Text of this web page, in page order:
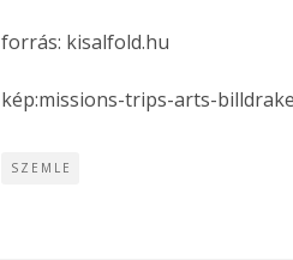
forrás: kisalfold.hu
kép:missions-trips-arts-
SZEMLE